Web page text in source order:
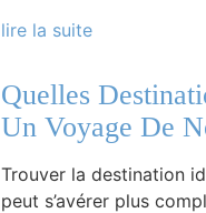
lire la suite
Quelles
Un Voyage De
Trouver la destination
peut s’avérer plus